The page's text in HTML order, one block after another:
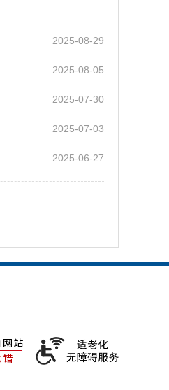
2025-08-29
2025-08-05
2025-07-30
2025-07-03
2025-06-27